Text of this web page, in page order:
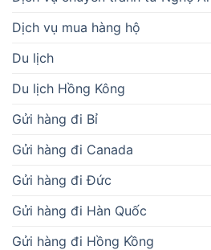
Dịch vụ mua hàng hộ
Du lịch
Du lịch Hồng Kông
Gửi hàng đi Bỉ
Gửi hàng đi Canada
Gửi hàng đi Đức
Gửi hàng đi Hàn Quốc
Gửi hàng đi Hồng Kồng